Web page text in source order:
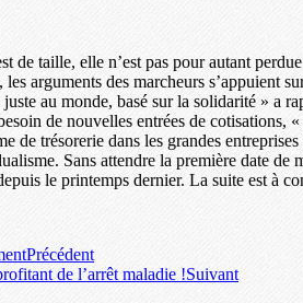
de taille, elle n’est pas pour autant
arguments des marcheurs
juste au monde, basé sur la solidarité »
de nouvelles entrées de
de trésorerie dans les grandes
Sans attendre la première date
le printemps dernier. La suite est à
Précédent
de l’arrêt maladie !Suivant